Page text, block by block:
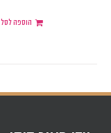
הוספה לסל